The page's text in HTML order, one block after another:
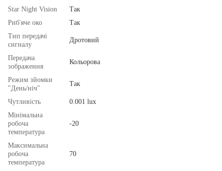
Star Night Vision
Так
Риб'яче око
Так
Тип передачі
сигналу
Дротовий
Передача
зображення
Кольорова
Режим зйомки
"День/ніч"
Так
Чутливість
0.001 lux
Мінімальна
робоча
температура
-20
Максимальна
робоча
температура
70